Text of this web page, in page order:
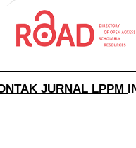
JURNAL LPPM